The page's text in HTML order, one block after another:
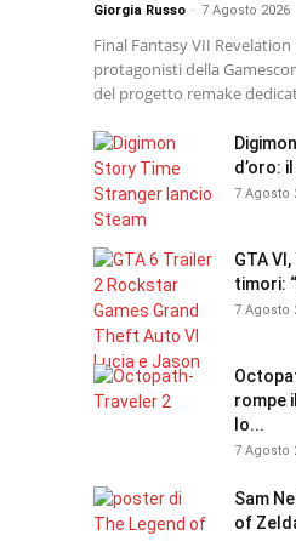
Giorgia Russo - 7 Agosto 2026
Final Fantasy VII
protagonisti della
del progetto remake
d’oro:
7 Agosto
GTA
timori:
7 Agosto
rompe
lo...
7 Agosto
Sam
of